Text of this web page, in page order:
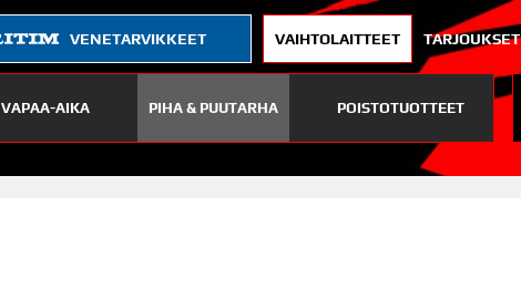
VENETARVIKKEET VAIHTOLAITTEET TARJOUKSET
VAPAA-AIKA PIHA & PUUTARHA POISTOTUOTTEET